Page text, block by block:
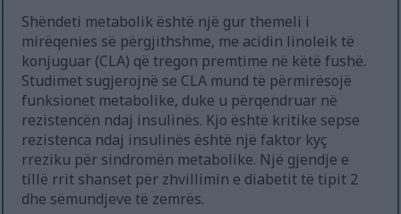
Shëndeti metabolik është një gur themeli i
mirëqenies së përgjithshme, me acidin linoleik të
konjuguar (CLA) që tregon premtime në këtë fushë.
Studimet sugjerojnë se CLA mund të përmirësojë
funksionet metabolike, duke u përqendruar në
rezistencën ndaj insulinës. Kjo është kritike sepse
rezistenca ndaj insulinës është një faktor kyç
rreziku për sindromën metabolike. Një gjendje e
tillë rrit shanset për zhvillimin e diabetit të tipit 2
dhe sëmundjeve të zemrës.